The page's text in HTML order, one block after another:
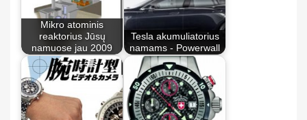
Mikro atominis
reaktorius Jūsų
namuose jau 2009
Tesla akumuliatorius
namams - Powerwall